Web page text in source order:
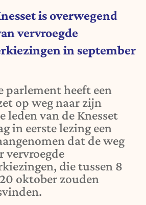
parlementsverkiezingen in september
is overwegend
vervroegde
in september
parlement heeft een
op weg naar zijn
leden van de Knesset
in eerste lezing een
dat de weg
vervroegde
die tussen 8
oktober zouden